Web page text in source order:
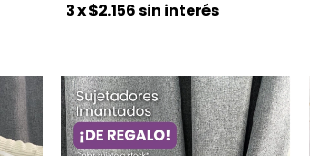
3x$2.156sin interés